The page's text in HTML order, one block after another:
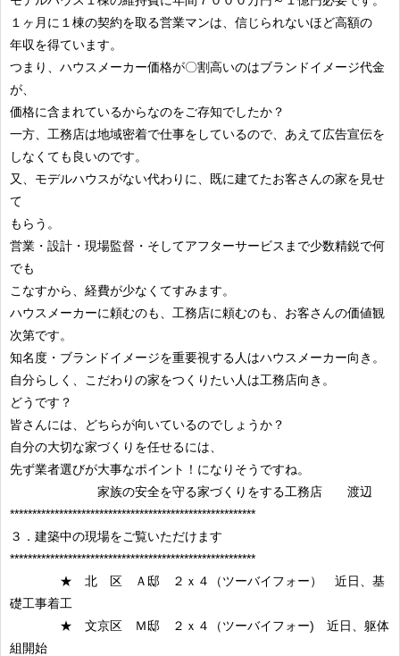
１ヶ月に１棟の契約を取る営業マンは、信じられないほど高額の
年収を得ています。
つまり、ハウスメーカー価格が〇割高いのはブランドイメージ代金
が、
価格に含まれているからなのをご存知でしたか？
一方、工務店は地域密着で仕事をしているので、あえて広告宣伝を
しなくても良いのです。
又、モデルハウスがない代わりに、既に建てたお客さんの家を見せ
て
もらう。
営業・設計・現場監督・そしてアフターサービスまで少数精鋭で何
でも
こなすから、経費が少なくてすみます。
ハウスメーカーに頼むのも、工務店に頼むのも、お客さんの価値観
次第です。
知名度・ブランドイメージを重要視する人はハウスメーカー向き。
自分らしく、こだわりの家をつくりたい人は工務店向き。
どうです？
皆さんには、どちらが向いているのでしょうか？
自分の大切な家づくりを任せるには、
先ず業者選びが大事なポイント！になりそうですね。
家族の安全を守る家づくりをする工務店 渡辺
*******************************************************
３．建築中の現場をご覧いただけます
*******************************************************
★ 北 区 Ａ邸 ２ｘ４（ツーバイフォー） 近日、基
礎工事着工
★ 文京区 Ｍ邸 ２ｘ４（ツーバイフォー) 近日、躯体
組開始